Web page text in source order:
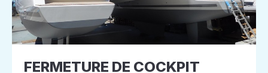
FERMETURE DE COCKPIT